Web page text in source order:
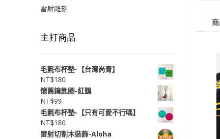
雷射雕刻
主打商品
毛氈布杯墊-【台灣尚青】
NT$180
懷舊鑰匙圈-紅鶴
NT$99
毛氈布杯墊-【只有可愛不行嗎】
NT$180
雷射切割木裝飾-Aloha